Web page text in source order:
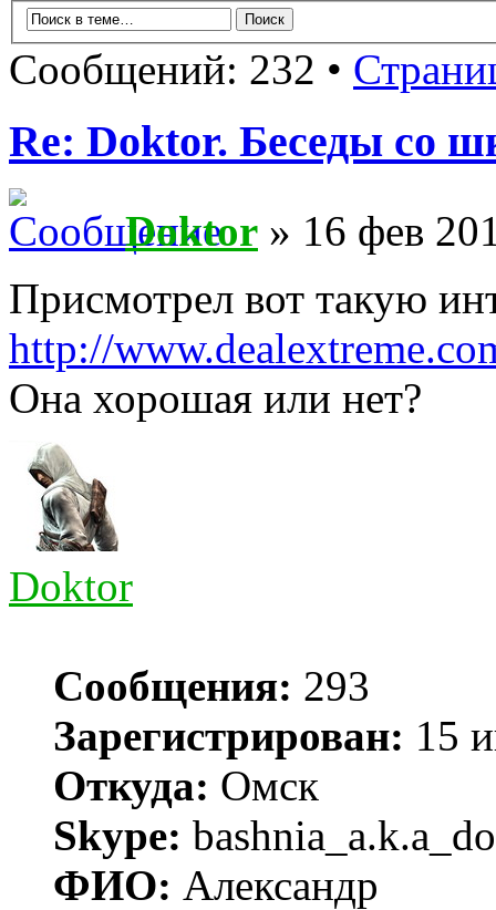
Сообщений: 232 •
Re: Doktor. Беседы со
Doktor » 16 фев
Присмотрел вот такую
http://
Она хорошая или нет?
Doktor
Сообщения: 293
Зарегистрирован: 15
Откуда: Омск
Skype:
ФИО: Александр